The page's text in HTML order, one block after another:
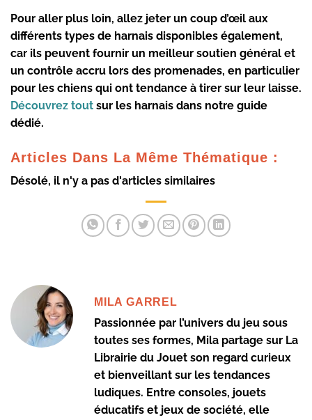
Pour aller plus loin, allez jeter un coup d’œil aux
différents types de harnais disponibles également,
car ils peuvent fournir un meilleur soutien général et
un contrôle accru lors des promenades, en particulier
pour les chiens qui ont tendance à tirer sur leur laisse.
Découvrez tout sur les harnais dans notre guide
dédié.
Articles Dans La Même Thématique :
Désolé, il n'y a pas d'articles similaires
MILA GARREL
Passionnée par l’univers du jeu sous
toutes ses formes, Mila partage sur La
Librairie du Jouet son regard curieux
et bienveillant sur les tendances
ludiques. Entre consoles, jouets
éducatifs et jeux de société, elle